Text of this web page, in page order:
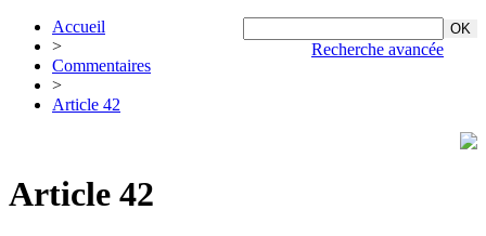
Recherche avancée
Accueil
>
Commentaires
>
Article 42
Article 42